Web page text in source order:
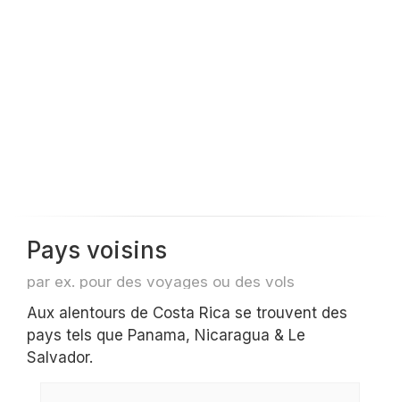
Pays voisins
par ex. pour des voyages ou des vols
Aux alentours de Costa Rica se trouvent des
pays tels que Panama, Nicaragua & Le
Salvador.